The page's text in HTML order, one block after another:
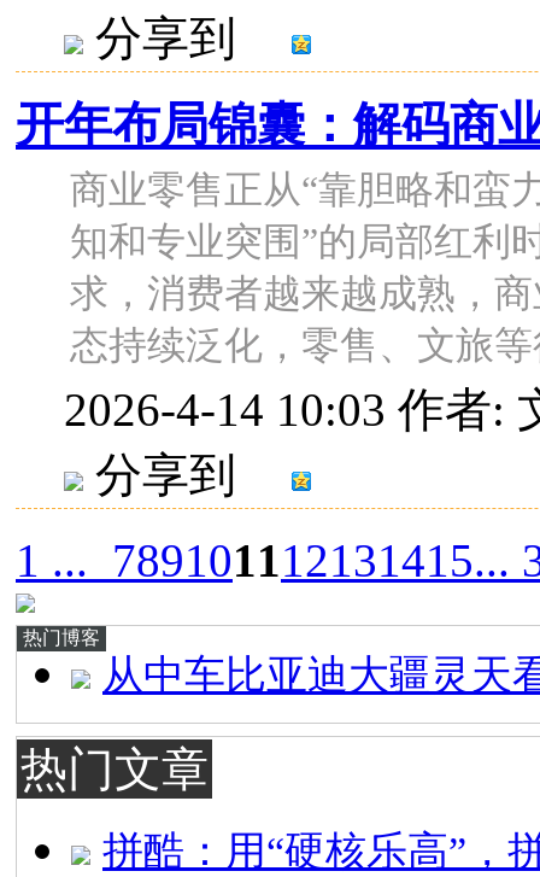
分享到
开年布局锦囊：解码商
商业零售正从“靠胆略和蛮
知和专业突围”的局部红利
求，消费者越来越成熟，
态持续泛化，零售、文旅等
2026-4-14 10:03 作者:
分享到
1 ... 789101112131415...
热门博客
从中车比亚迪大疆灵天
热门文章
拼酷：用“硬核乐高”，